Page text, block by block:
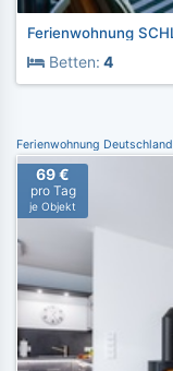
Betten: 4
Ferienwohnung Deutschland
69 €
pro Tag
je Objekt